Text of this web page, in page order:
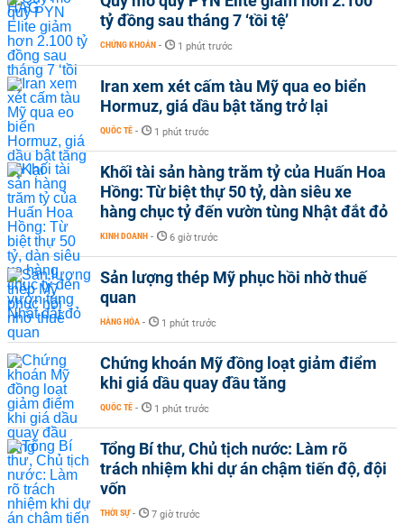
tỷ đồng sau tháng 7 ‘tồi tệ’
CHỨNG KHOÁN - 1 phút trước
Iran xem xét cấm tàu Mỹ qua eo biển
Hormuz, giá dầu bật tăng trở lại
QUỐC TẾ - 1 phút trước
Khối tài sản hàng trăm tỷ của Huấn Hoa
Hồng: Từ biệt thự 50 tỷ, dàn siêu xe
hàng chục tỷ đến vườn tùng Nhật đắt đỏ
KINH DOANH - 6 giờ trước
Sản lượng thép Mỹ phục hồi nhờ thuế
quan
HÀNG HÓA - 1 phút trước
Chứng khoán Mỹ đồng loạt giảm điểm
khi giá dầu quay đầu tăng
QUỐC TẾ - 1 phút trước
Tổng Bí thư, Chủ tịch nước: Làm rõ
trách nhiệm khi dự án chậm tiến độ, đội
vốn
THỜI SỰ - 7 giờ trước